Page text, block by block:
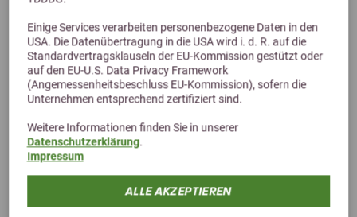
Einige Services verarbeiten personenbezogene Daten in den
USA. Die Datenübertragung in die USA wird i. d. R. auf die
Standardvertragsklauseln der EU-Kommission gestützt oder
auf den EU-U.S. Data Privacy Framework
(Angemessenheitsbeschluss EU-Kommission), sofern die
Unternehmen entsprechend zertifiziert sind.
Weitere Informationen finden Sie in unserer
Datenschutzerklärung.
Impressum
ALLE AKZEPTIEREN
Alternative Produkte